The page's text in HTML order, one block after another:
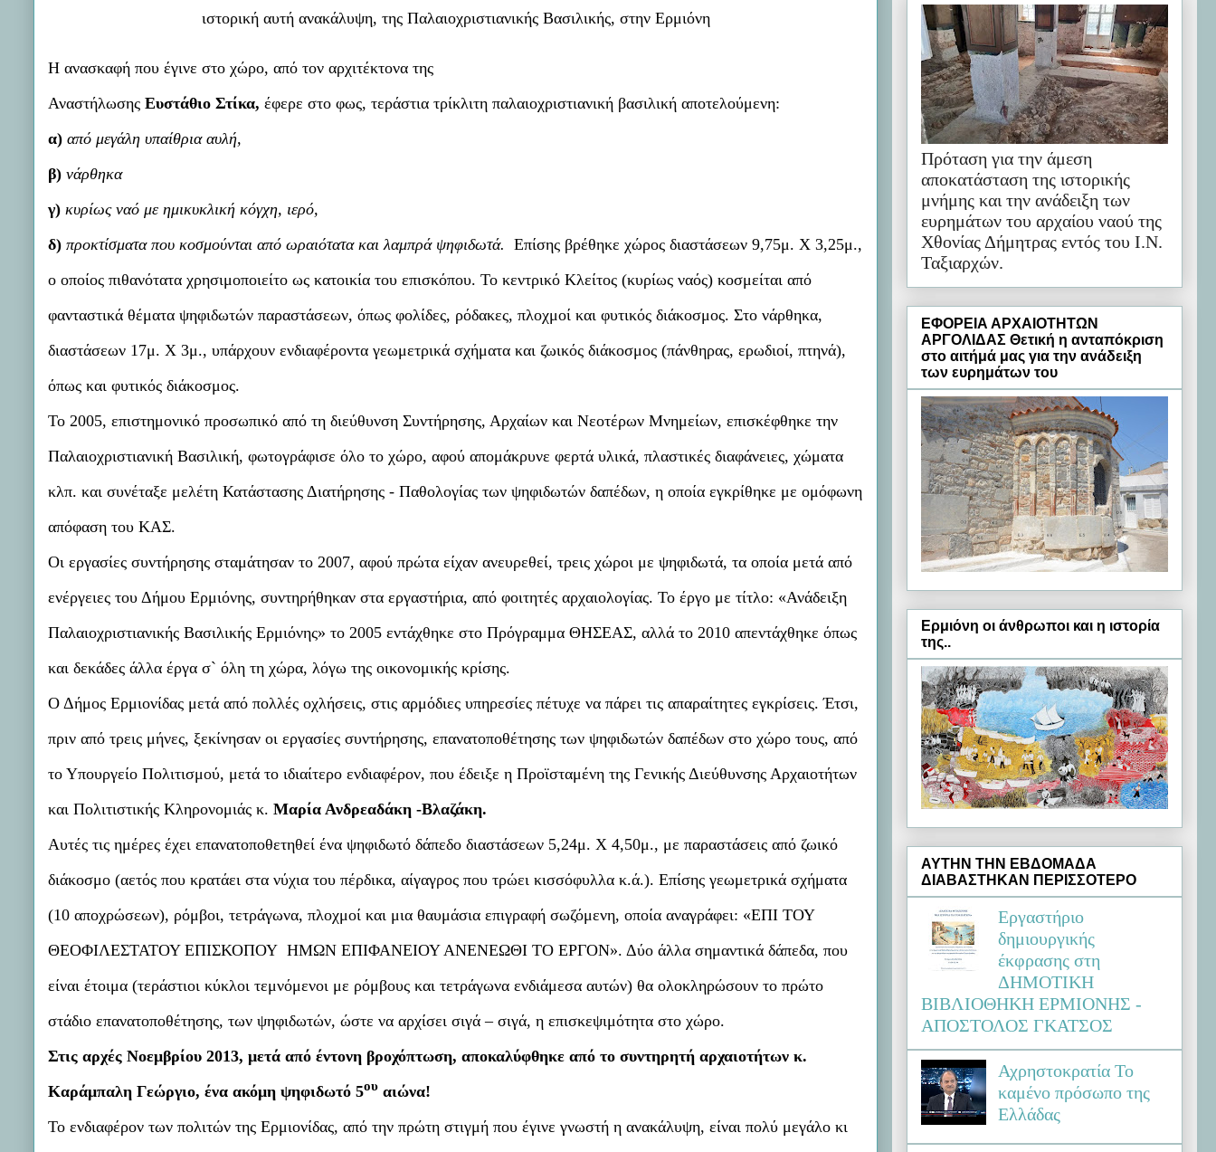
ιστορική αυτή ανακάλυψη, της Παλαιοχριστιανικής Βασιλικής, στην Ερμιόνη
Η ανασκαφή που έγινε στο χώρο, από τον αρχιτέκτονα της
Αναστήλωσης Ευστάθιο Στίκα, έφερε στο φως, τεράστια τρίκλιτη παλαιοχριστιανική βασιλική αποτελούμενη:
α) από μεγάλη υπαίθρια αυλή,
β) νάρθηκα
γ) κυρίως ναό με ημικυκλική κόγχη, ιερό,
δ) προκτίσματα που κοσμούνται από ωραιότατα και λαμπρά ψηφιδωτά. Επίσης βρέθηκε χώρος διαστάσεων 9,75μ. Χ 3,25μ.,
ο οποίος πιθανότατα χρησιμοποιείτο ως κατοικία του επισκόπου. Το κεντρικό Κλείτος (κυρίως ναός) κοσμείται από
φανταστικά θέματα ψηφιδωτών παραστάσεων, όπως φολίδες, ρόδακες, πλοχμοί και φυτικός διάκοσμος. Στο νάρθηκα,
διαστάσεων 17μ. Χ 3μ., υπάρχουν ενδιαφέροντα γεωμετρικά σχήματα και ζωικός διάκοσμος (πάνθηρας, ερωδιοί, πτηνά),
όπως και φυτικός διάκοσμος.
Το 2005, επιστημονικό προσωπικό από τη διεύθυνση Συντήρησης, Αρχαίων και Νεοτέρων Μνημείων, επισκέφθηκε την
Παλαιοχριστιανική Βασιλική, φωτογράφισε όλο το χώρο, αφού απομάκρυνε φερτά υλικά, πλαστικές διαφάνειες, χώματα
κλπ. και συνέταξε μελέτη Κατάστασης Διατήρησης - Παθολογίας των ψηφιδωτών δαπέδων, η οποία εγκρίθηκε με ομόφωνη
απόφαση του ΚΑΣ.
Οι εργασίες συντήρησης σταμάτησαν το 2007, αφού πρώτα είχαν ανευρεθεί, τρεις χώροι με ψηφιδωτά, τα οποία μετά από
ενέργειες του Δήμου Ερμιόνης, συντηρήθηκαν στα εργαστήρια, από φοιτητές αρχαιολογίας. Το έργο με τίτλο: «Ανάδειξη
Παλαιοχριστιανικής Βασιλικής Ερμιόνης» το 2005 εντάχθηκε στο Πρόγραμμα ΘΗΣΕΑΣ, αλλά το 2010 απεντάχθηκε όπως
και δεκάδες άλλα έργα σ` όλη τη χώρα, λόγω της οικονομικής κρίσης.
Ο Δήμος Ερμιονίδας μετά από πολλές οχλήσεις, στις αρμόδιες υπηρεσίες πέτυχε να πάρει τις απαραίτητες εγκρίσεις. Έτσι,
πριν από τρεις μήνες, ξεκίνησαν οι εργασίες συντήρησης, επανατοποθέτησης των ψηφιδωτών δαπέδων στο χώρο τους, από
το Υπουργείο Πολιτισμού, μετά το ιδιαίτερο ενδιαφέρον, που έδειξε η Προϊσταμένη της Γενικής Διεύθυνσης Αρχαιοτήτων
και Πολιτιστικής Κληρονομιάς κ. Μαρία Ανδρεαδάκη -Βλαζάκη.
Αυτές τις ημέρες έχει επανατοποθετηθεί ένα ψηφιδωτό δάπεδο διαστάσεων 5,24μ. Χ 4,50μ., με παραστάσεις από ζωικό
διάκοσμο (αετός που κρατάει στα νύχια του πέρδικα, αίγαγρος που τρώει κισσόφυλλα κ.ά.). Επίσης γεωμετρικά σχήματα
(10 αποχρώσεων), ρόμβοι, τετράγωνα, πλοχμοί και μια θαυμάσια επιγραφή σωζόμενη, οποία αναγράφει: «ΕΠΙ ΤΟΥ
ΘΕΟΦΙΛΕΣΤΑΤΟΥ ΕΠΙΣΚΟΠΟΥ ΗΜΩΝ ΕΠΙΦΑΝΕΙΟΥ ΑΝΕΝΕΩΘΙ ΤΟ ΕΡΓΟΝ». Δύο άλλα σημαντικά δάπεδα, που
είναι έτοιμα (τεράστιοι κύκλοι τεμνόμενοι με ρόμβους και τετράγωνα ενδιάμεσα αυτών) θα ολοκληρώσουν το πρώτο
στάδιο επανατοποθέτησης, των ψηφιδωτών, ώστε να αρχίσει σιγά – σιγά, η επισκεψιμότητα στο χώρο.
Στις αρχές Νοεμβρίου 2013, μετά από έντονη βροχόπτωση, αποκαλύφθηκε από το συντηρητή αρχαιοτήτων κ.
Καράμπαλη Γεώργιο, ένα ακόμη ψηφιδωτό 5ου αιώνα!
Το ενδιαφέρον των πολιτών της Ερμιονίδας, από την πρώτη στιγμή που έγινε γνωστή η ανακάλυψη, είναι πολύ μεγάλο κι
Πρόταση για την άμεση
αποκατάσταση της ιστορικής
μνήμης και την ανάδειξη των
ευρημάτων του αρχαίου ναού της
Χθονίας Δήμητρας εντός του Ι.Ν.
Ταξιαρχών.
ΕΦΟΡΕΙΑ ΑΡΧΑΙΟΤΗΤΩΝ
ΑΡΓΟΛΙΔΑΣ Θετική η ανταπόκριση
στο αιτήμά μας για την ανάδειξη
των ευρημάτων του
Ερμιόνη oι άνθρωποι και η ιστορία
της..
ΑΥΤΗΝ ΤΗΝ ΕΒΔΟΜΑΔΑ
ΔΙΑΒΑΣΤΗΚΑΝ ΠΕΡΙΣΣΟΤΕΡΟ
Εργαστήριο
δημιουργικής
έκφρασης στη
ΔΗΜΟΤΙΚΗ
ΒΙΒΛΙΟΘΗΚΗ ΕΡΜΙΟΝΗΣ -
ΑΠΟΣΤΟΛΟΣ ΓΚΑΤΣΟΣ
Αχρηστοκρατία Το
καμένο πρόσωπο της
Ελλάδας